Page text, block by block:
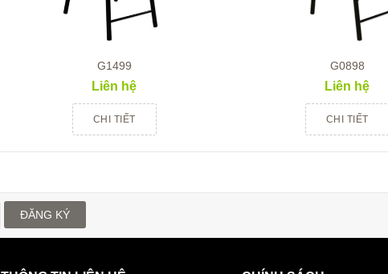
G1499
Liên hệ
CHI TIẾT
G0898
Liên hệ
CHI TIẾT
ĐĂNG KÝ